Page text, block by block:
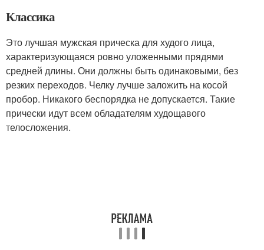
Классика
Это лучшая мужская прическа для худого лица,
характеризующаяся ровно уложенными прядями
средней длины. Они должны быть одинаковыми, без
резких переходов. Челку лучше заложить на косой
пробор. Никакого беспорядка не допускается. Такие
прически идут всем обладателям худощавого
телосложения.